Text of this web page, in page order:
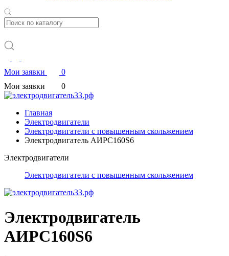
Мои заявки
0
Мои заявки
0
Главная
Электродвигатели
Электродвигатели с повышенным скольжением
Электродвигатель АИРС160S6
Электродвигатели
Электродвигатели с повышенным скольжением
Электродвигатель
АИРС160S6